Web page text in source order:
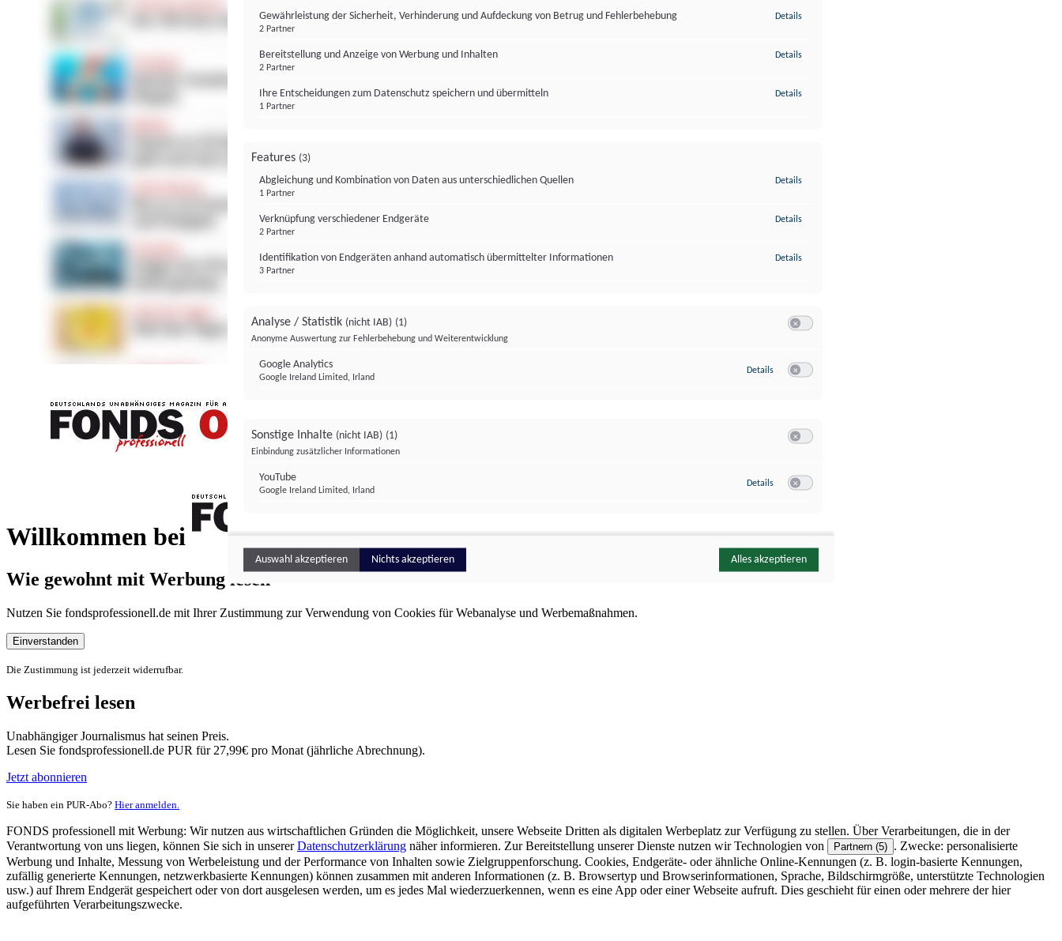
Willkommen bei
FONDS professionell
Wie gewohnt mit Werbung lesen
Nutzen Sie fondsprofessionell.de mit Ihrer Zustimmung zur Verwendung von Cookies für Webanalyse und Werbemaßnahmen.
Einverstanden
Die Zustimmung ist jederzeit widerrufbar.
Werbefrei lesen
Unabhängiger Journalismus hat seinen Preis.
Lesen Sie fondsprofessionell.de PUR für 27,99€ pro Monat (jährliche Abrechnung).
Jetzt abonnieren
Sie haben ein PUR-Abo? Hier anmelden.
FONDS professionell mit Werbung: Wir nutzen aus wirtschaftlichen Gründen die Möglichkeit, unsere Webseite Dritten als digitalen Werbeplatz zur Verfügung zu stellen. Über Verarbeitungen, die in der
Verantwortung von uns liegen, können Sie sich in unsererDatenschutzerklärung näher informieren. Zur Bereitstellung unserer Dienste nutzen wir Technologien von Partnern (5) . Zwecke: personalisierte
Werbung und Inhalte, Messung von Werbeleistung und der Performance von Inhalten sowie Zielgruppenforschung. Cookies, Endgeräte- oder ähnliche Online-Kennungen (z. B. login-basierte Kennungen,
zufällig generierte Kennungen, netzwerkbasierte Kennungen) können zusammen mit anderen Informationen (z. B. Browsertyp und Browserinformationen, Sprache, Bildschirmgröße, unterstützte Technologien
usw.) auf Ihrem Endgerät gespeichert oder von dort ausgelesen werden, um es jedes Mal wiederzuerkennen, wenn es eine App oder einer Webseite aufruft. Dies geschieht für einen oder mehrere der hier
aufgeführten Verarbeitungszwecke.
Gewährleistung der Sicherheit, Verhinderung und Aufdeckung von Betrug und Fehlerbehebung
2 Partner
Details
Bereitstellung und Anzeige von Werbung und Inhalten
2 Partner
Details
Ihre Entscheidungen zum Datenschutz speichern und übermitteln
1 Partner
Details
Features (3)
Abgleichung und Kombination von Daten aus unterschiedlichen Quellen
1 Partner
Details
Verknüpfung verschiedener Endgeräte
2 Partner
Details
Identifikation von Endgeräten anhand automatisch übermittelter Informationen
3 Partner
Details
Analyse / Statistik (nicht IAB) (1)
Anonyme Auswertung zur Fehlerbehebung und Weiterentwicklung
Google Analytics
Google Ireland Limited, Irland
Details zu Google Analytics
Sonstige Inhalte (nicht IAB) (1)
Einbindung zusätzlicher Informationen
YouTube
Google Ireland Limited, Irland
Details zu YouTube
Auswahl akzeptieren Nichts akzeptieren Alles akzeptieren